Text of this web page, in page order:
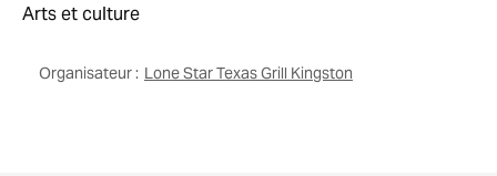
Arts et culture
Organisateur : Lone Star Texas Grill Kingston